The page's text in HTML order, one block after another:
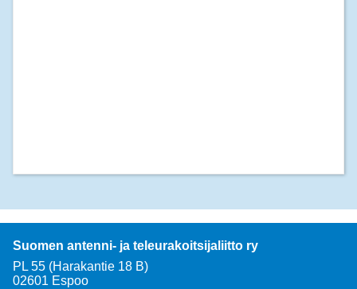
Suomen antenni- ja teleurakoitsijaliitto ry
PL 55 (Harakantie 18 B)
02601 Espoo